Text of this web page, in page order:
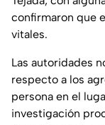
confirmaron que
vitales.
Las autoridades
respecto a los
persona en el
investigación